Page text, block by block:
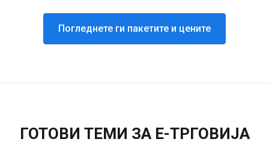
Погледнете ги пакетите и цените
ГОТОВИ ТЕМИ ЗА Е-ТРГОВИЈА